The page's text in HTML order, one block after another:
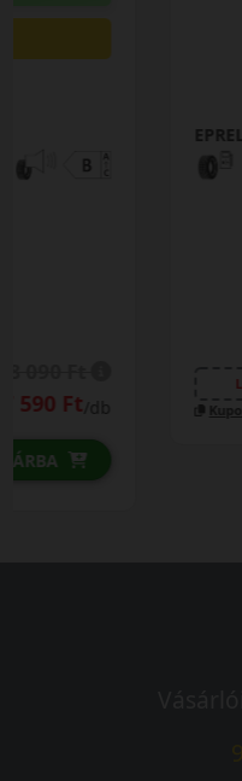
EPREL cimke adatok:
Kuponkód másolása